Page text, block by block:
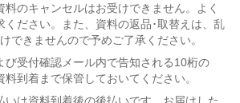
料のキャンセルはお受けできません。よく
ください。また、資料の返品･取替えは、乱
できませんので予めご了承ください。
び受付確認メール内で告知される10桁の
料到着まで保管しておいてください。
いは資料到着後の後払いです。お届けした